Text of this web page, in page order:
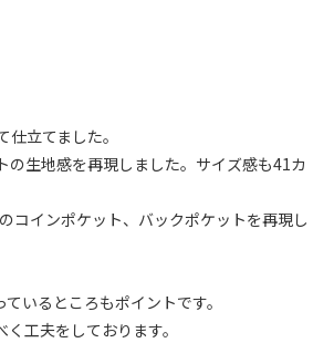
立てました。
生地感を再現しました。サイズ感も41カ
コインポケット、バックポケットを再現し
いるところもポイントです。
工夫をしております。